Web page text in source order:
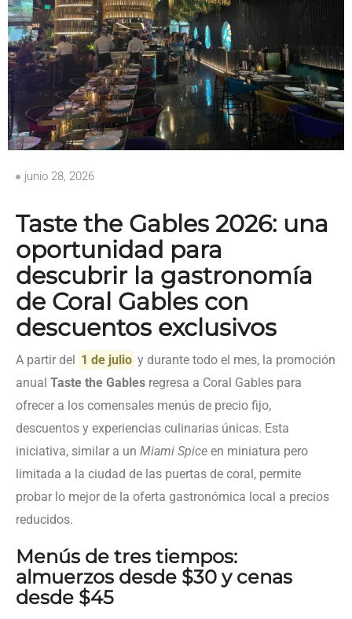
junio 28, 2026
Taste the Gables 2026: una
oportunidad para
descubrir la gastronomía
de Coral Gables con
descuentos exclusivos
A partir del 1 de julio y durante todo el mes, la promoción
anual Taste the Gables regresa a Coral Gables para
ofrecer a los comensales menús de precio fijo,
descuentos y experiencias culinarias únicas. Esta
iniciativa, similar a un Miami Spice en miniatura pero
limitada a la ciudad de las puertas de coral, permite
probar lo mejor de la oferta gastronómica local a precios
reducidos.
Menús de tres tiempos:
almuerzos desde $30 y cenas
desde $45